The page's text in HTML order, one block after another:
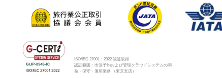
ISO/IEC 27001：2022 認証取得
認証範囲：出張予約および管理クラウドシステムの開
発・保守・運用業務 （東京支店）